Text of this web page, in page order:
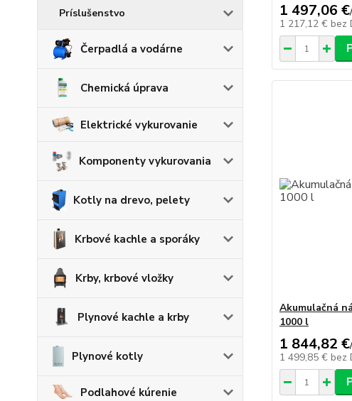
Príslušenstvo
Čerpadlá a vodárne
Chemická úprava
Elektrické vykurovanie
Komponenty vykurovania
Kotly na drevo, pelety
Krbové kachle a sporáky
Krby, krbové vložky
Plynové kachle a krby
Plynové kotly
Podlahové kúrenie
1 497,06 €/
1 217,12 € bez
Akumulačná
1000 l
1 844,82 €/
1 499,85 € bez